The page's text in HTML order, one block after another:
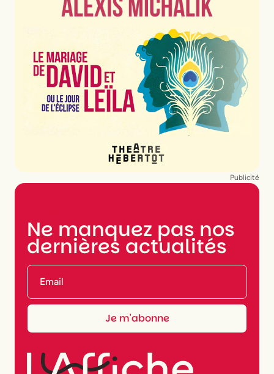
Publicité
Ne manquez pas nos
dernières actualités